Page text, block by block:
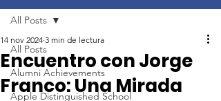
All Posts
Alumni Achievements
Apple Distinguished School
All Posts
Encuentro con Jorge
Franco: Una Mirada
14 nov 2024 3 min de lectura